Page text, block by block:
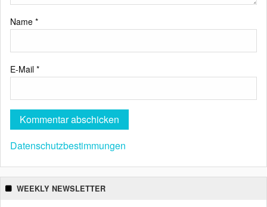
Name *
E-Mail *
Datenschutzbestimmungen
WEEKLY NEWSLETTER